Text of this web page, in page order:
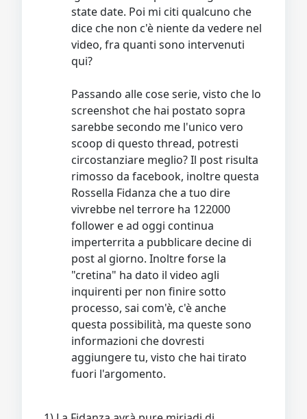
state date. Poi mi citi qualcuno che
dice che non c'è niente da vedere nel
video, fra quanti sono intervenuti
qui?
Passando alle cose serie, visto che lo
screenshot che hai postato sopra
sarebbe secondo me l'unico vero
scoop di questo thread, potresti
circostanziare meglio? Il post risulta
rimosso da facebook, inoltre questa
Rossella Fidanza che a tuo dire
vivrebbe nel terrore ha 122000
follower e ad oggi continua
imperterrita a pubblicare decine di
post al giorno. Inoltre forse la
"cretina" ha dato il video agli
inquirenti per non finire sotto
processo, sai com'è, c'è anche
questa possibilità, ma queste sono
informazioni che dovresti
aggiungere tu, visto che hai tirato
fuori l'argomento.